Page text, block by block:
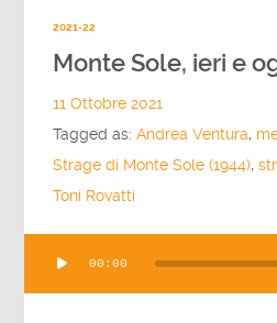
2021-22
Monte Sole, ieri e
11 Ottobre 2021
Tagged as:Andrea Ventura,
Strage di Monte Sole (1944),
Toni Rovatti
Player
00:00